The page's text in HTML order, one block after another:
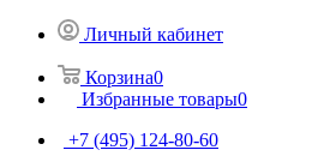
Личный кабинет
Корзина0
Избранные товары0
+7 (495) 124-80-60